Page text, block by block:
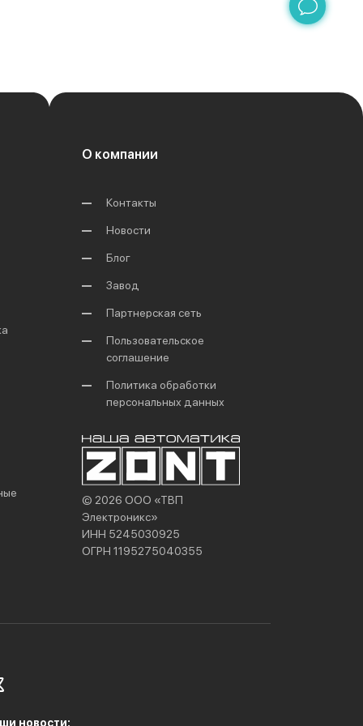
О компании
Контакты
Новости
Блог
Завод
Партнерская сеть
Пользовательское
соглашение
Политика обработки
персональных данных
© 2026 ООО «ТВП
Электроникс»
ИНН 5245030925
ОГРН 1195275040355
новости: